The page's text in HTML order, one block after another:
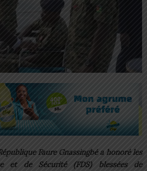
Faure Gnassingbé a honoré les
et de Sécurité (FDS) blessées de